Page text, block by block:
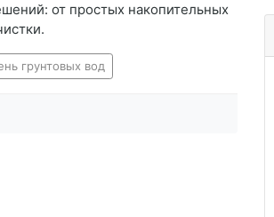
от простых накопительных
грунтовых вод